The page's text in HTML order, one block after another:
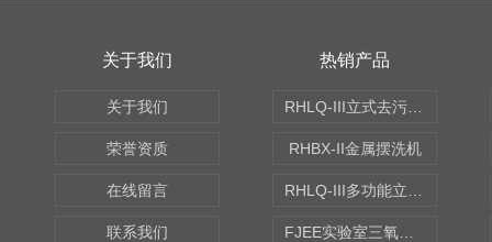
关于我们
关于我们
荣誉资质
在线留言
联系我们
热销产品
RHBX-II金属摆洗机